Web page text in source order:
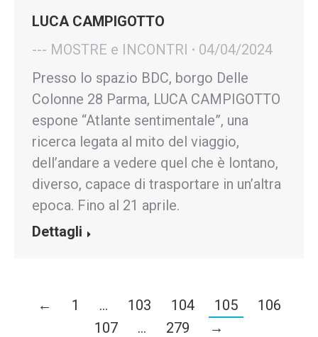
LUCA CAMPIGOTTO
--- MOSTRE e INCONTRI
04/04/2024
Presso lo spazio BDC, borgo Delle
Colonne 28 Parma, LUCA CAMPIGOTTO
espone “Atlante sentimentale”, una
ricerca legata al mito del viaggio,
dell’andare a vedere quel che è lontano,
diverso, capace di trasportare in un’altra
epoca. Fino al 21 aprile.
Dettagli
← 1 … 103 104 105
106
107
… 279 →